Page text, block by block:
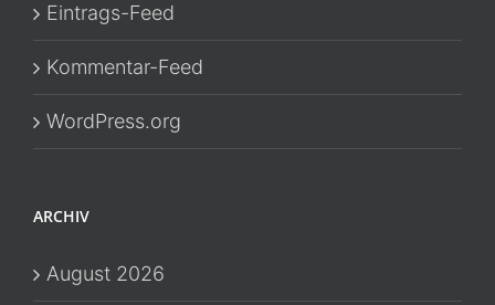
Eintrags-Feed
Kommentar-Feed
WordPress.org
ARCHIV
August 2026